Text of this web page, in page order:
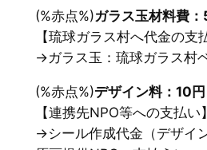
(%赤点%)ガラス玉材料費
【琉球ガラス村へ代金の支
→ガラス玉：琉球ガラス村
(%赤点%)デザイン料：10円
【連携先NPO等への支払い】
→シール作成代金（デザイ